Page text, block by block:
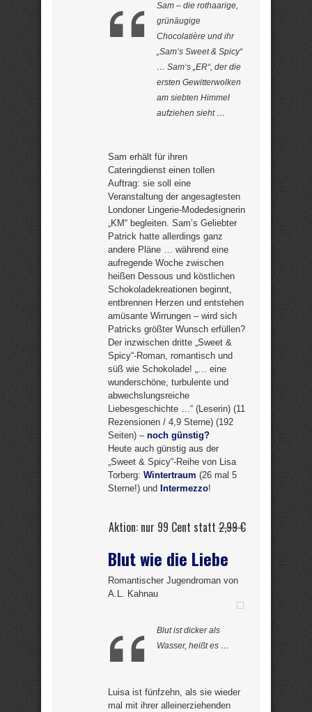
Sam – die rothaarige,
grünäugige
Chocolatière und ihr
„Sam’s Sweet & Spicy“
… Sam‘s „ER“, der die
ersten Gewitterwolken
am siebten Himmel
aufziehen sieht …
Sam erhält für ihren
Cateringdienst einen tollen
Auftrag: sie soll eine
Veranstaltung der angesagtesten
Londoner Lingerie-Modedesignerin
„KM“ begleiten. Sam’s Geliebter
Patrick hatte allerdings ganz
andere Pläne … während eine
aufregende Woche zwischen
heißen Dessous und köstlichen
Schokoladekreationen beginnt,
entbrennen Herzen und entstehen
amüsante Wirrungen – wird sich
Patricks größter Wunsch erfüllen?
Der inzwischen dritte „Sweet &
Spicy“-Roman, romantisch und
süß wie Schokolade! „… eine
wunderschöne, turbulente und
abwechslungsreiche
Liebesgeschichte …“ (Leserin) (11
Rezensionen / 4,9 Sterne) (192
Seiten) – noch günstig?
Heute auch günstig aus der
„Sweet & Spicy“-Reihe von Lisa
Torberg: Wintertraum (26 mal 5
Sterne!) und Intermezzo!
Aktion: nur 99 Cent statt2,99 €
Blut wie die Liebe
Romantischer Jugendroman von
A.L. Kahnau
Blut ist dicker als
Wasser, heißt es …
Luisa ist fünfzehn, als sie wieder
mal mit ihrer alleinerziehenden